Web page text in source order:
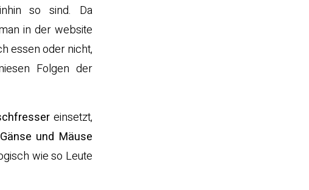
so sind. Da
in der website
essen oder nicht,
Folgen der
einsetzt,
Gänse und Mäuse
wie so Leute